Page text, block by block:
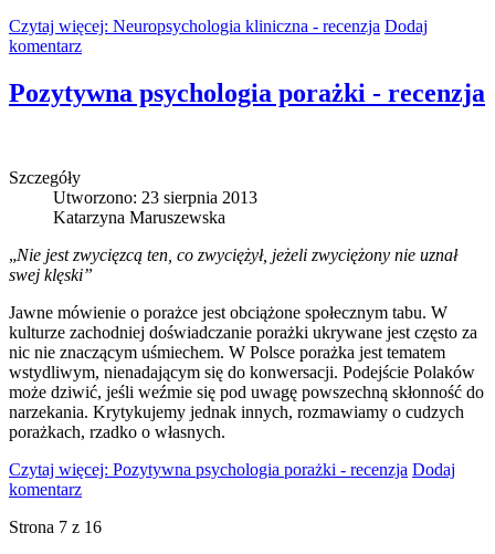
Czytaj więcej: Neuropsychologia kliniczna - recenzja Dodaj
komentarz
Pozytywna psychologia porażki - recenzja
Szczegóły
Utworzono: 23 sierpnia 2013
Katarzyna Maruszewska
„Nie jest zwycięzcą ten, co zwyciężył, jeżeli zwyciężony nie uznał
swej klęski”
Jawne mówienie o porażce jest obciążone społecznym tabu. W
kulturze zachodniej doświadczanie porażki ukrywane jest często za
nic nie znaczącym uśmiechem. W Polsce porażka jest tematem
wstydliwym, nienadającym się do konwersacji. Podejście Polaków
może dziwić, jeśli weźmie się pod uwagę powszechną skłonność do
narzekania. Krytykujemy jednak innych, rozmawiamy o cudzych
porażkach, rzadko o własnych.
Czytaj więcej: Pozytywna psychologia porażki - recenzja Dodaj
komentarz
Strona 7 z 16